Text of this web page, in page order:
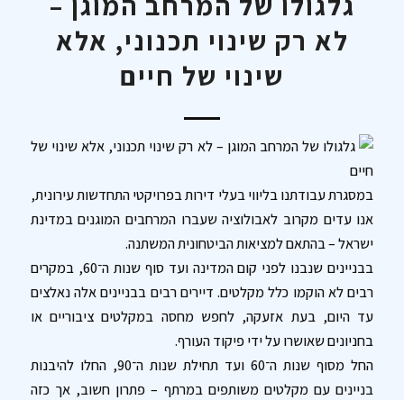
לא רק שינוי תכנוני, אלא
שינוי של חיים
גלגולו של המרחב המוגן – לא רק שינוי תכנוני, אלא שינוי של
חיים
במסגרת עבודתנו בליווי בעלי דירות בפרויקטי התחדשות עירונית,
אנו עדים מקרוב לאבולוציה שעברו המרחבים המוגנים במדינת
ישראל – בהתאם למציאות הביטחונית המשתנה.
בבניינים שנבנו לפני קום המדינה ועד סוף שנות ה־60, במקרים
רבים לא הוקמו כלל מקלטים. דיירים רבים בבניינים אלה נאלצים
עד היום, בעת אזעקה, לחפש מחסה במקלטים ציבוריים או
בחניונים שאושרו על ידי פיקוד העורף.
החל מסוף שנות ה־60 ועד תחילת שנות ה־90, החלו להיבנות
בניינים עם מקלטים משותפים במרתף – פתרון חשוב, אך כזה